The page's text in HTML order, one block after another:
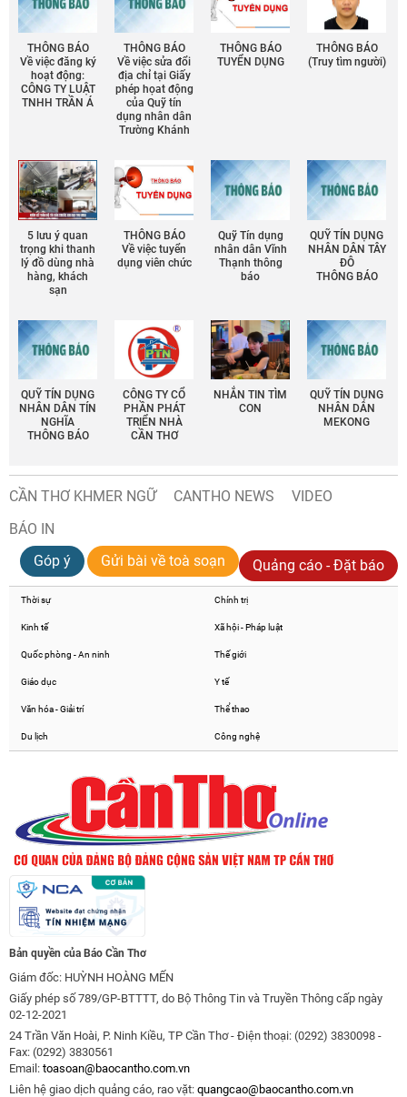
THÔNG BÁO
Về việc đăng ký
hoạt động:
CÔNG TY LUẬT
TNHH TRẦN Á
THÔNG BÁO
Về việc sửa đổi
địa chỉ tại Giấy
phép họat động
của Quỹ tín
dụng nhân dân
Trường Khánh
THÔNG BÁO
TUYỂN DỤNG
THÔNG BÁO
(Truy tìm người)
5 lưu ý quan
trọng khi thanh
lý đồ dùng nhà
hàng, khách
sạn
THÔNG BÁO
Về việc tuyển
dụng viên chức
Quỹ Tín dụng
nhân dân Vĩnh
Thạnh thông
báo
QUỸ TÍN DỤNG
NHÂN DÂN TÂY
ĐÔ
THÔNG BÁO
QUỸ TÍN DỤNG
NHÂN DÂN TÍN
NGHĨA
THÔNG BÁO
CÔNG TY CỔ
PHẦN PHÁT
TRIỂN NHÀ
CẦN THƠ
NHẮN TIN TÌM
CON
QUỸ TÍN DỤNG
NHÂN DÂN
MEKONG
CẦN THƠ KHMER NGỮ CANTHO NEWS
VIDEO
BÁO IN
Góp ý
Gửi bài về toà soạn Quảng cáo - Đặt báo
Thời sự Chính trị
Kinh tế Xã hội - Pháp luật
Quốc phòng - An ninh Thế giới
Giáo dục Y tế
Văn hóa - Giải trí Thể thao
Du lịch Công nghệ
Bản quyền của Báo Cần Thơ
Giám đốc: HUỲNH HOÀNG MẾN
Giấy phép số 789/GP-BTTTT, do Bộ Thông Tin và Truyền Thông cấp ngày
02-12-2021
24 Trần Văn Hoài, P. Ninh Kiều, TP Cần Thơ - Điện thoại: (0292) 3830098 -
Fax: (0292) 3830561
Email: toasoan@baocantho.com.vn
Liên hệ giao dịch quảng cáo, rao vặt: quangcao@baocantho.com.vn